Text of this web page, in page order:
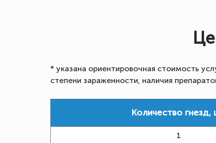
* указана ориентировочная стоимость
степени зараженности, наличия
Количество гнезд,
1